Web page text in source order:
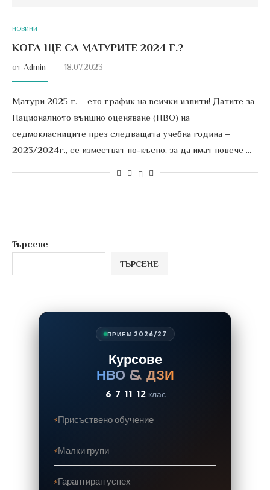
НОВИНИ
КОГА ЩЕ СА МАТУРИТЕ 2024 Г.?
от Admin 18.07.2023
Матури 2025 г. – ето график на всички изпити! Датите за
Националното външно оценяване (НВО) на
седмокласниците през следващата учебна година –
2023/2024г., се изместват по-късно, за да имат повече …
Търсене
ТЪРСЕНЕ
ПРИЕМ 2026/27
Курсове
НВО & ДЗИ
6 7 11 12 клас
Присъствено обучение
Малки групи
Гарантиран успех